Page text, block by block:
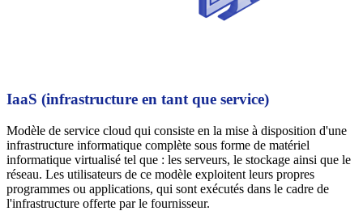
IaaS (infrastructure en tant que service)
Modèle de service cloud qui consiste en la mise à disposition d'une
infrastructure informatique complète sous forme de matériel
informatique virtualisé tel que : les serveurs, le stockage ainsi que le
réseau. Les utilisateurs de ce modèle exploitent leurs propres
programmes ou applications, qui sont exécutés dans le cadre de
l'infrastructure offerte par le fournisseur.